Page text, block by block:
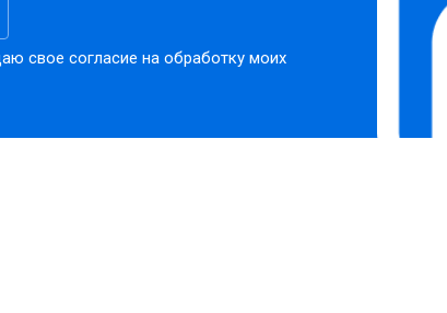
свое согласие на обработку моих